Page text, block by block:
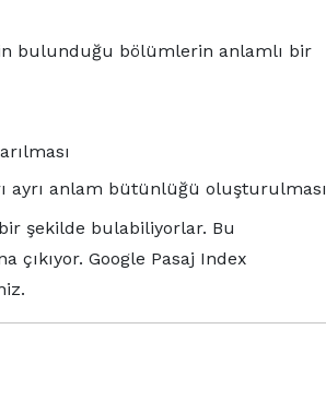
bulunduğu bölümlerin anlamlı bir
ayrı anlam bütünlüğü oluşturulması
şekilde bulabiliyorlar. Bu
Google Pasaj Index